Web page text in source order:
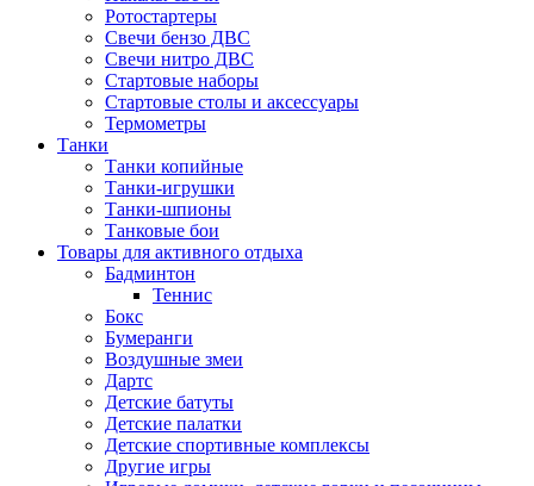
Ротостартеры
Свечи бензо ДВС
Свечи нитро ДВС
Стартовые наборы
Стартовые столы и аксессуары
Термометры
Танки
Танки копийные
Танки-игрушки
Танки-шпионы
Танковые бои
Товары для активного отдыха
Бадминтон
Теннис
Бокс
Бумеранги
Воздушные змеи
Дартс
Детские батуты
Детские палатки
Детские спортивные комплексы
Другие игры